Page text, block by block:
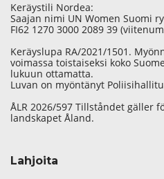
Keräystili Nordea:
Saajan nimi UN Women Suomi
FI62 1270 3000 2089 39
Keräyslupa RA/2021/1501.
voimassa toistaiseksi koko
lukuun ottamatta.
Luvan on myöntänyt
ÅLR 2026/597 Tillståndet gäller
landskapet Åland.
Lahjoita